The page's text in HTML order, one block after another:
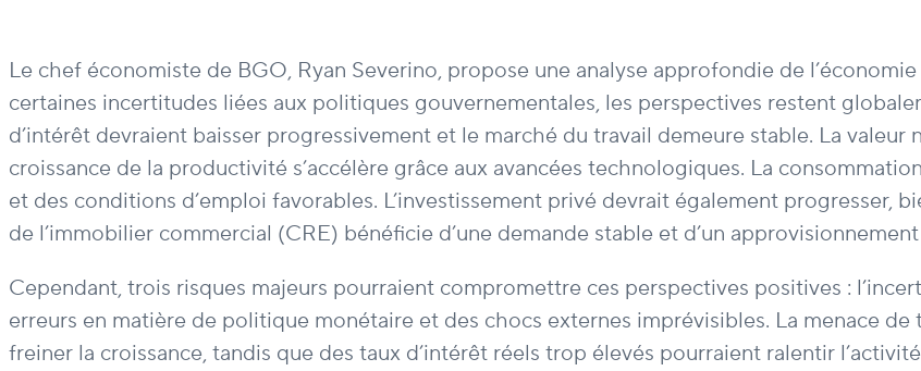
Le chef économiste de BGO, Ryan Severino, propose une analyse approfondie de
certaines incertitudes liées aux politiques gouvernementales, les perspectives restent
d’intérêt devraient baisser progressivement et le marché du travail demeure stable. La
croissance de la productivité s’accélère grâce aux avancées technologiques. La
et des conditions d’emploi favorables. L’investissement privé devrait également progresser,
de l’immobilier commercial (CRE) bénéficie d’une demande stable et d’un
Cependant, trois risques majeurs pourraient compromettre ces perspectives positives :
erreurs en matière de politique monétaire et des chocs externes imprévisibles. La menace
freiner la croissance, tandis que des taux d’intérêt réels trop élevés pourraient ralentir